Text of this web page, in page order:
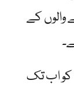
والوں کے
کو اب تک